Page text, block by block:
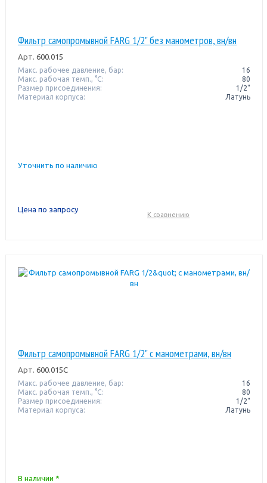
Фильтр самопромывной FARG 1/2" без манометров, вн/вн
Арт. 600.015
Макс. рабочее давление, бар:
16
Макс. рабочая темп., °С:
80
Размер присоединения:
1/2"
Материал корпуса:
Латунь
Уточнить по наличию
Цена по запросу
К сравнению
Фильтр самопромывной FARG 1/2" с манометрами, вн/вн
Арт. 600.015C
Макс. рабочее давление, бар:
16
Макс. рабочая темп., °С:
80
Размер присоединения:
1/2"
Материал корпуса:
Латунь
В наличии *